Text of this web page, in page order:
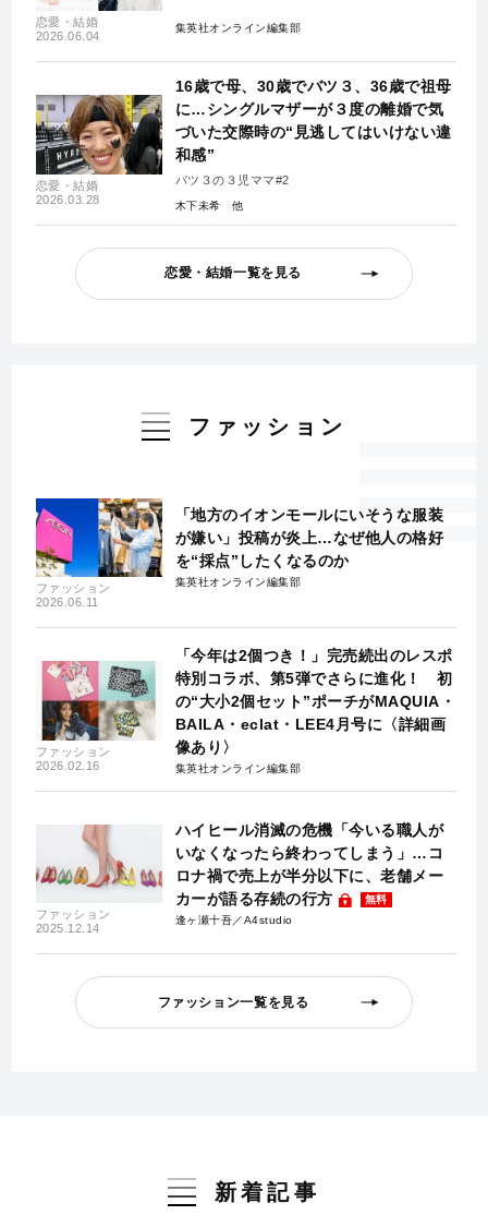
恋愛・結婚
2026.06.04
集英社オンライン編集部
恋愛・結婚
2026.03.28
16歳で母、30歳でバツ３、36歳で祖母
に…シングルマザーが３度の離婚で気
づいた交際時の“見逃してはいけない違
和感”
バツ３の３児ママ#2
木下未希
恋愛・結婚一覧を見る
ファッション
ファッション
2026.06.11
「地方のイオンモールにいそうな服装
が嫌い」投稿が炎上…なぜ他人の格好
を“採点”したくなるのか
集英社オンライン編集部
ファッション
2026.02.16
「今年は2個つき！」完売続出のレスポ
特別コラボ、第5弾でさらに進化！ 初
の“大小2個セット”ポーチがMAQUIA・
BAILA・eclat・LEE4月号に〈詳細画
像あり〉
集英社オンライン編集部
ファッション
2025.12.14
ハイヒール消滅の危機「今いる職人が
いなくなったら終わってしまう」…コ
ロナ禍で売上が半分以下に、老舗メー
カーが語る存続の行方
無料
逢ヶ瀬十吾／A4studio
ファッション一覧を見る
新着記事